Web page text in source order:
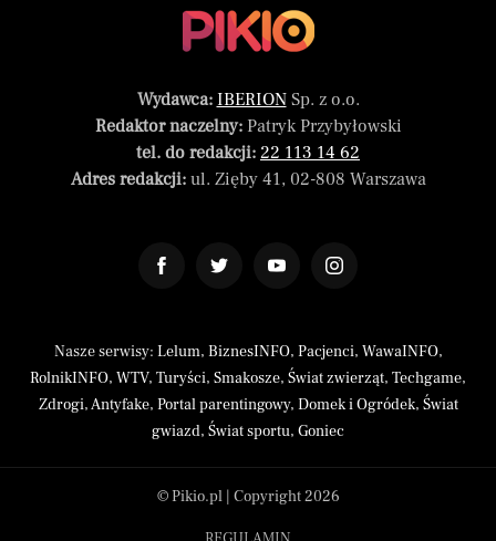
Wydawca: IBERIONSp. z o.o.
Redaktor naczelny:Patryk Przybyłowski
tel. do redakcji: 22 113 14 62
Adres redakcji:ul. Zięby 41, 02-808 Warszawa
Nasze serwisy: Lelum, BiznesINFO, Pacjenci, WawaINFO,
RolnikINFO, WTV, Turyści, Smakosze, Świat zwierząt, Techgame,
Zdrogi,Antyfake, Portal parentingowy, Domek i Ogródek, Świat
gwiazd, Świat sportu, Goniec
© Pikio.pl | Copyright 2026